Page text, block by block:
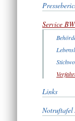
Service BW
Links
Notruftafel